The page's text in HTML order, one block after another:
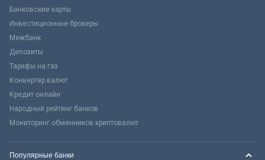
Банковские карты
Инвестиционные брокеры
Межбанк
Депозиты
Тарифы на газ
Конвертер валют
Кредит онлайн
Народный рейтинг банков
Мониторинг обменников криптовалют
Популярные банки